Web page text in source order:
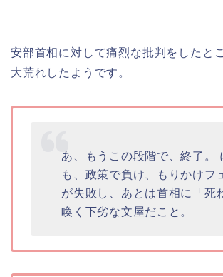
安部首相に対して痛烈な批判をしたと
大荒れしたようです。
あ、もうこの段階で、終了。
も、政策で負け、もりかけフ
が失敗し、あとは首相に「死
喚く下劣な文屋だこと。